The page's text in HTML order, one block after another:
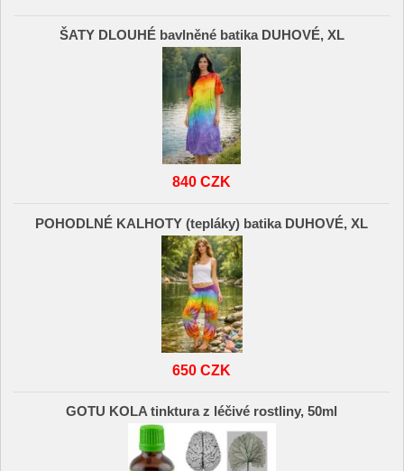
ŠATY DLOUHÉ bavlněné batika DUHOVÉ, XL
840 CZK
POHODLNÉ KALHOTY (tepláky) batika DUHOVÉ, XL
650 CZK
GOTU KOLA tinktura z léčivé rostliny, 50ml